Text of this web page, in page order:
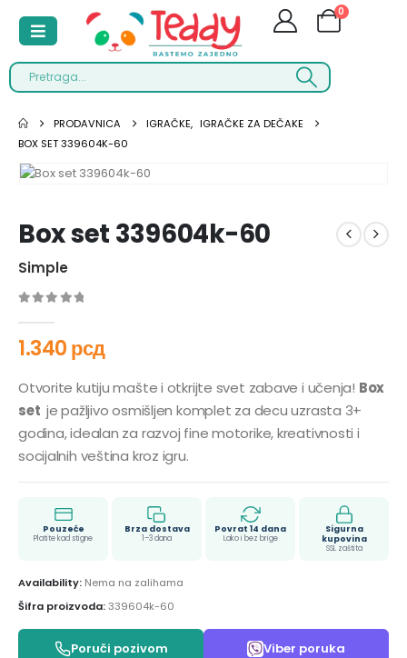
0
PRODAVNICA IGRAČKE, IGRAČKE ZA DEČAKE
BOX SET 339604K-60
Box set 339604k-60
Simple
1.340рсд
Otvorite kutiju mašte i otkrijte svet zabave i učenja! Box
set je pažljivo osmišljen komplet za decu uzrasta 3+
godina, idealan za razvoj fine motorike, kreativnosti i
socijalnih veština kroz igru.
Pouzeće
Platite kad stigne
Brza dostava
1–3 dana
Povrat 14 dana
Lako i bez brige
Sigurna
kupovina
SSL zaštita
Availability: Nema na zalihama
Šifra proizvoda:339604k-60
Poruči pozivom Viber poruka